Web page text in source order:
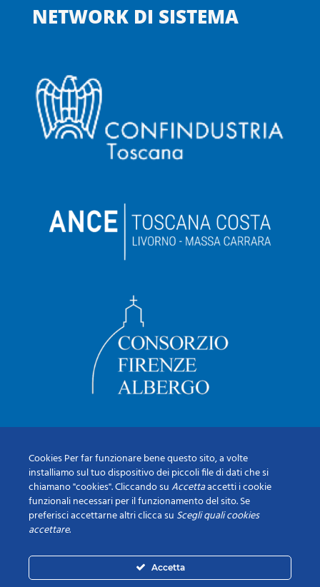
NETWORK DI SISTEMA
Cookies Per far funzionare bene questo sito, a volte
installiamo sul tuo dispositivo dei piccoli file di dati che si
chiamano "cookies". Cliccando suAccettaaccetti i cookie
funzionali necessari per il funzionamento del sito. Se
preferisci accettarne altri clicca su Scegli quali cookies
accettare.
Accetta